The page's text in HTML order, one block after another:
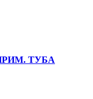
ТУБА